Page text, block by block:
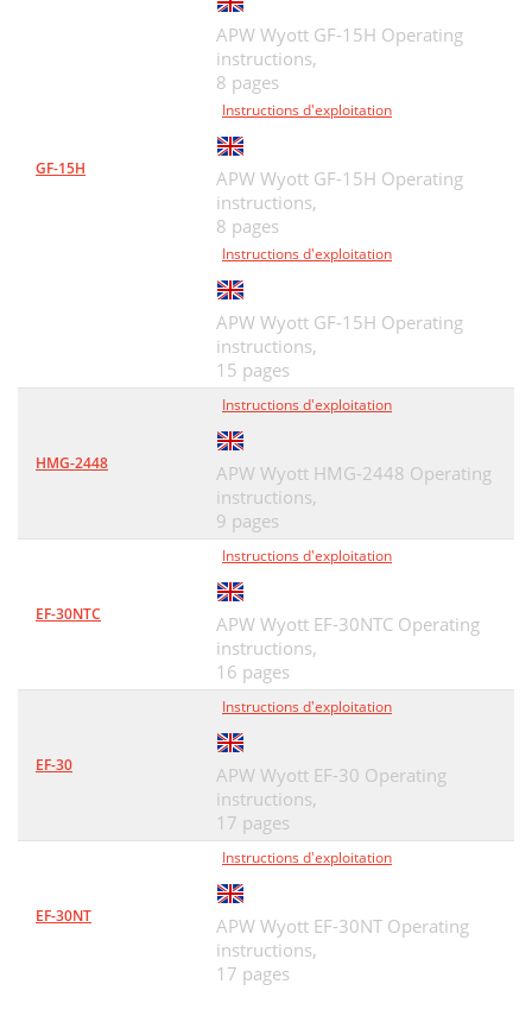
GF-15H
APW Wyott GF-15H Operating
instructions,
8 pages
Instructions d'exploitation
APW Wyott GF-15H Operating
instructions,
8 pages
Instructions d'exploitation
APW Wyott GF-15H Operating
instructions,
15 pages
HMG-2448
Instructions d'exploitation
APW Wyott HMG-2448 Operating
instructions,
9 pages
EF-30NTC
Instructions d'exploitation
APW Wyott EF-30NTC Operating
instructions,
16 pages
EF-30
Instructions d'exploitation
APW Wyott EF-30 Operating
instructions,
17 pages
EF-30NT
Instructions d'exploitation
APW Wyott EF-30NT Operating
instructions,
17 pages